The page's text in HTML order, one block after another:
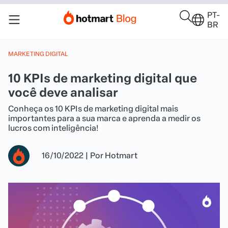
PT-
BR
MARKETING DIGITAL
10 KPIs de marketing digital que
você deve analisar
Conheça os 10 KPIs de marketing digital mais
importantes para a sua marca e aprenda a medir os
lucros com inteligência!
16/10/2022 | Por Hotmart